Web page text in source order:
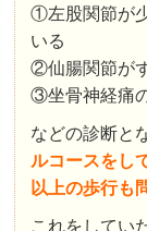
①左股関節が
いる
②仙腸関節が
③坐骨神経痛
などの診断と
ルコースをし
以上の歩行も
これをしてい